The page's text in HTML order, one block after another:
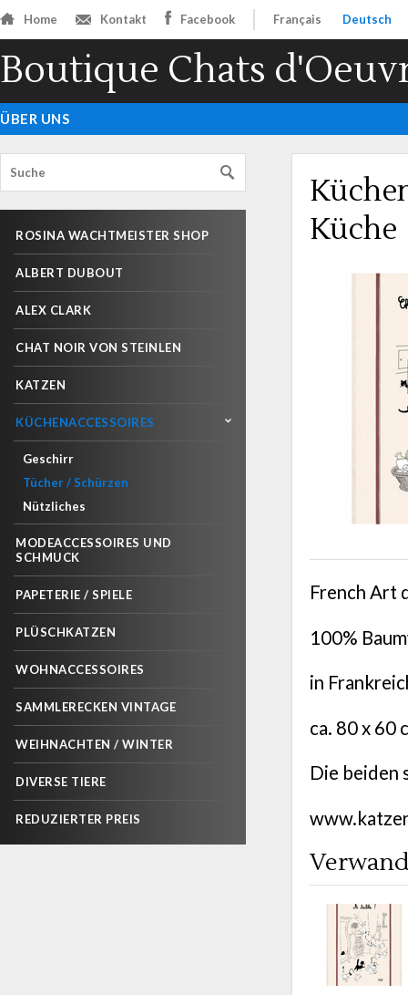
Home Kontakt Facebook Français Deutsch
Boutique Chats
ÜBER UNS
ROSINA WACHTMEISTER SHOP
ALBERT DUBOUT
ALEX CLARK
CHAT NOIR VON STEINLEN
KATZEN
KÜCHENACCESSOIRES
Geschirr
Tücher / Schürzen
Nützliches
MODEACCESSOIRES UND
SCHMUCK
PAPETERIE / SPIELE
PLÜSCHKATZEN
WOHNACCESSOIRES
SAMMLERECKEN VINTAGE
WEIHNACHTEN / WINTER
DIVERSE TIERE
REDUZIERTER PREIS
Küche
French Art
100%
in
ca. 80 x 60
Die beiden